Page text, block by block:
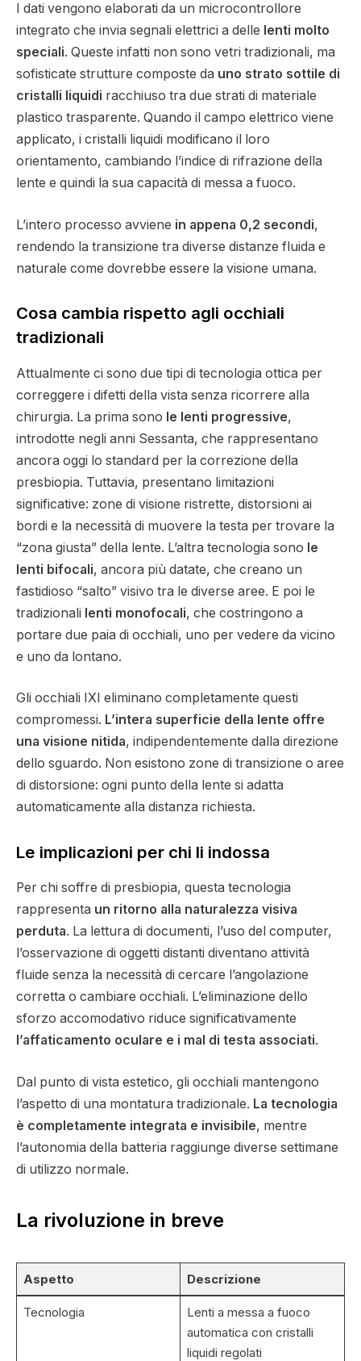
I dati vengono elaborati da un microcontrollore
integrato che invia segnali elettrici a delle lenti molto
speciali. Queste infatti non sono vetri tradizionali, ma
sofisticate strutture composte da uno strato sottile di
cristalli liquidi racchiuso tra due strati di materiale
plastico trasparente. Quando il campo elettrico viene
applicato, i cristalli liquidi modificano il loro
orientamento, cambiando l’indice di rifrazione della
lente e quindi la sua capacità di messa a fuoco.
L’intero processo avviene in appena 0,2 secondi,
rendendo la transizione tra diverse distanze fluida e
naturale come dovrebbe essere la visione umana.
Cosa cambia rispetto agli occhiali
tradizionali
Attualmente ci sono due tipi di tecnologia ottica per
correggere i difetti della vista senza ricorrere alla
chirurgia. La prima sono le lenti progressive,
introdotte negli anni Sessanta, che rappresentano
ancora oggi lo standard per la correzione della
presbiopia. Tuttavia, presentano limitazioni
significative: zone di visione ristrette, distorsioni ai
bordi e la necessità di muovere la testa per trovare la
“zona giusta” della lente. L’altra tecnologia sono le
lenti bifocali, ancora più datate, che creano un
fastidioso “salto” visivo tra le diverse aree. E poi le
tradizionali lenti monofocali, che costringono a
portare due paia di occhiali, uno per vedere da vicino
e uno da lontano.
Gli occhiali IXI eliminano completamente questi
compromessi. L’intera superficie della lente offre
una visione nitida, indipendentemente dalla direzione
dello sguardo. Non esistono zone di transizione o aree
di distorsione: ogni punto della lente si adatta
automaticamente alla distanza richiesta.
Le implicazioni per chi li indossa
Per chi soffre di presbiopia, questa tecnologia
rappresenta un ritorno alla naturalezza visiva
perduta. La lettura di documenti, l’uso del computer,
l’osservazione di oggetti distanti diventano attività
fluide senza la necessità di cercare l’angolazione
corretta o cambiare occhiali. L’eliminazione dello
sforzo accomodativo riduce significativamente
l’affaticamento oculare e i mal di testa associati.
Dal punto di vista estetico, gli occhiali mantengono
l’aspetto di una montatura tradizionale. La tecnologia
è completamente integrata e invisibile, mentre
l’autonomia della batteria raggiunge diverse settimane
di utilizzo normale.
La rivoluzione in breve
Aspetto Descrizione
Tecnologia
Lenti a messa a fuoco
automatica con cristalli
liquidi regolati